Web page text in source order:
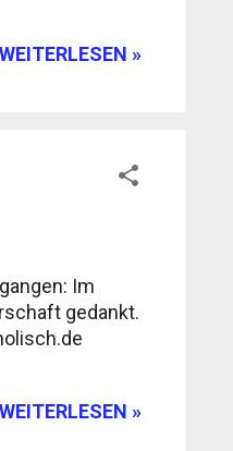
Gewäs...
WEITERLESEN »
Im
gedankt.
WEITERLESEN »